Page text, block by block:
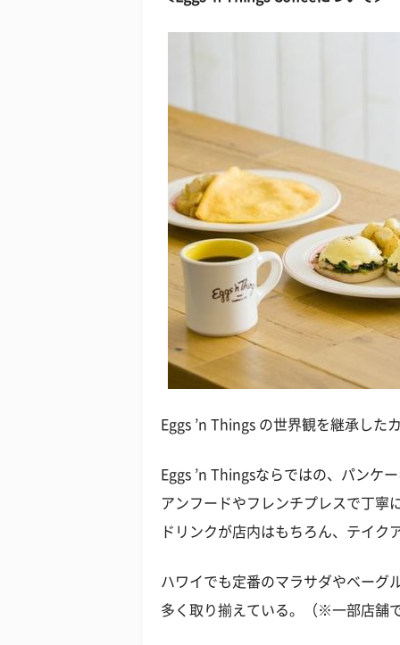
Eggs ’n Things の世界観を継承した
Eggs ’n Thingsならではの、パンケ
アンフードやフレンチプレスで丁寧
ドリンクが店内はもちろん、テイク
ハワイでも定番のマラサダやベーグ
多く取り揃えている。（※一部店舗